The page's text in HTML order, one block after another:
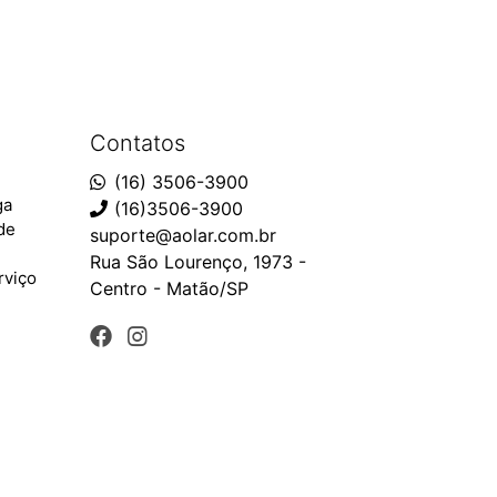
Contatos
(16) 3506-3900
(16)3506-3900
suporte@aolar.com.br
Rua São Lourenço, 1973 -
Centro - Matão/SP